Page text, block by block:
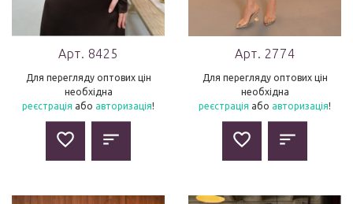
Арт. 8425
Для перегляду оптових цін
необхідна
реєстрація або авторизація!
Арт. 2774
Для перегляду оптових цін
необхідна
реєстрація або авторизація!